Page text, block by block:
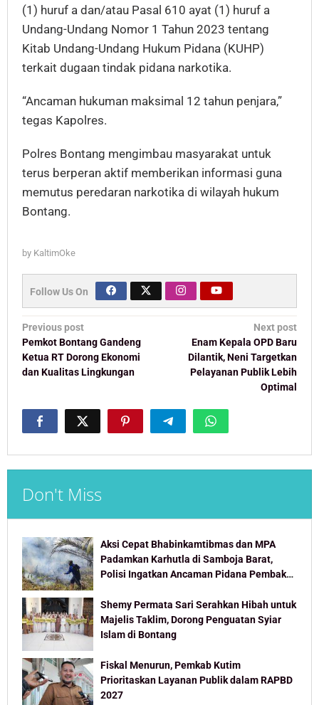
(1) huruf a dan/atau Pasal 610 ayat (1) huruf a
Undang-Undang Nomor 1 Tahun 2023 tentang
Kitab Undang-Undang Hukum Pidana (KUHP)
terkait dugaan tindak pidana narkotika.
“Ancaman hukuman maksimal 12 tahun penjara,”
tegas Kapolres.
Polres Bontang mengimbau masyarakat untuk
terus berperan aktif memberikan informasi guna
memutus peredaran narkotika di wilayah hukum
Bontang.
by KaltimOke
Follow Us On
Post
navigation
Previous post
Pemkot Bontang Gandeng
Ketua RT Dorong Ekonomi
dan Kualitas Lingkungan
Next post
Enam Kepala OPD Baru
Dilantik, Neni Targetkan
Pelayanan Publik Lebih
Optimal
Don't Miss
Aksi Cepat Bhabinkamtibmas dan MPA
Padamkan Karhutla di Samboja Barat,
Polisi Ingatkan Ancaman Pidana Pembakar
Shemy Permata Sari Serahkan Hibah untuk
Majelis Taklim, Dorong Penguatan Syiar
Islam di Bontang
Fiskal Menurun, Pemkab Kutim
Prioritaskan Layanan Publik dalam RAPBD
2027